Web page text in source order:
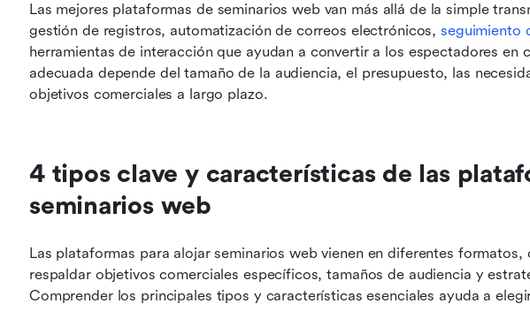
Las mejores plataformas de seminarios web van más allá de la simple
gestión de registros, automatización de correos electrónicos, seguimiento
herramientas de interacción que ayudan a convertir a los espectadores en
adecuada depende del tamaño de la audiencia, el presupuesto, las
objetivos comerciales a largo plazo.
4 tipos clave y características de las
seminarios web
Las plataformas para alojar seminarios web vienen en diferentes formatos,
respaldar objetivos comerciales específicos, tamaños de audiencia y
Comprender los principales tipos y características esenciales ayuda a